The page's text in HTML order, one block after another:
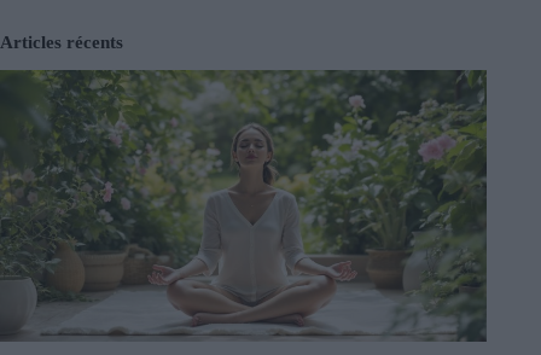
Articles récents